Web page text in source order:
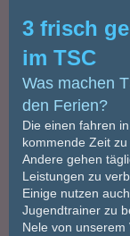
3 frisch
im TSC
Was machen
den Ferien?
Die einen fahren
kommende Zeit
Andere gehen
Leistungen zu
Einige nutzen
Jugendtrainer zu
Nele von unserem